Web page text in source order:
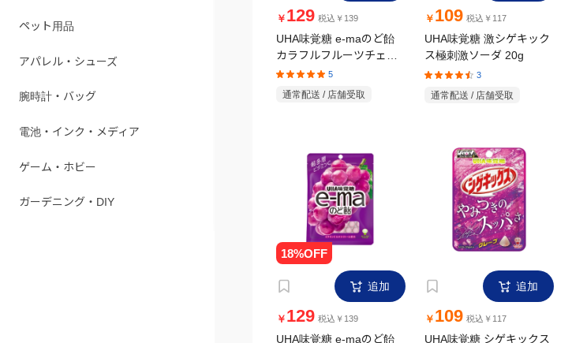
ペット用品
アパレル・シューズ
腕時計・バッグ
電池・インク・メディア
ゲーム・ホビー
ガーデニング・DIY
￥ 129 税込￥139
UHA味覚糖 e-maのど飴
カラフルフルーツチェン
ジ 袋 50g
5
通常配送 / 店舗受取
￥ 109 税込￥117
UHA味覚糖 激シゲキック
ス極刺激ソーダ 20g
3
通常配送 / 店舗受取
追加
￥ 129 税込￥139
UHA味覚糖 e-maのど飴
追加
￥ 109 税込￥117
UHA味覚糖 シゲキックス